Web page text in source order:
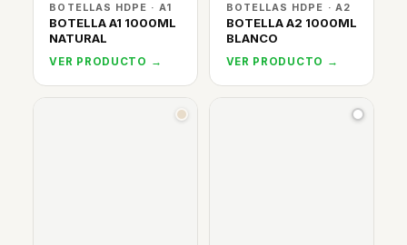
BOTELLAS HDPE · A1
BOTELLA A1 1000ML
NATURAL
VER PRODUCTO →
BOTELLAS HDPE · A2
BOTELLA A2 1000ML
BLANCO
VER PRODUCTO →